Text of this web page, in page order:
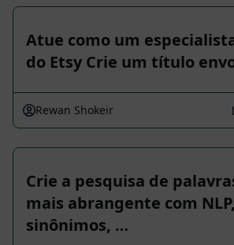
Atue como um
do Etsy Crie um título
Rewan Shokeir
Crie a pesquisa de
mais abrangente com
sinônimos, …